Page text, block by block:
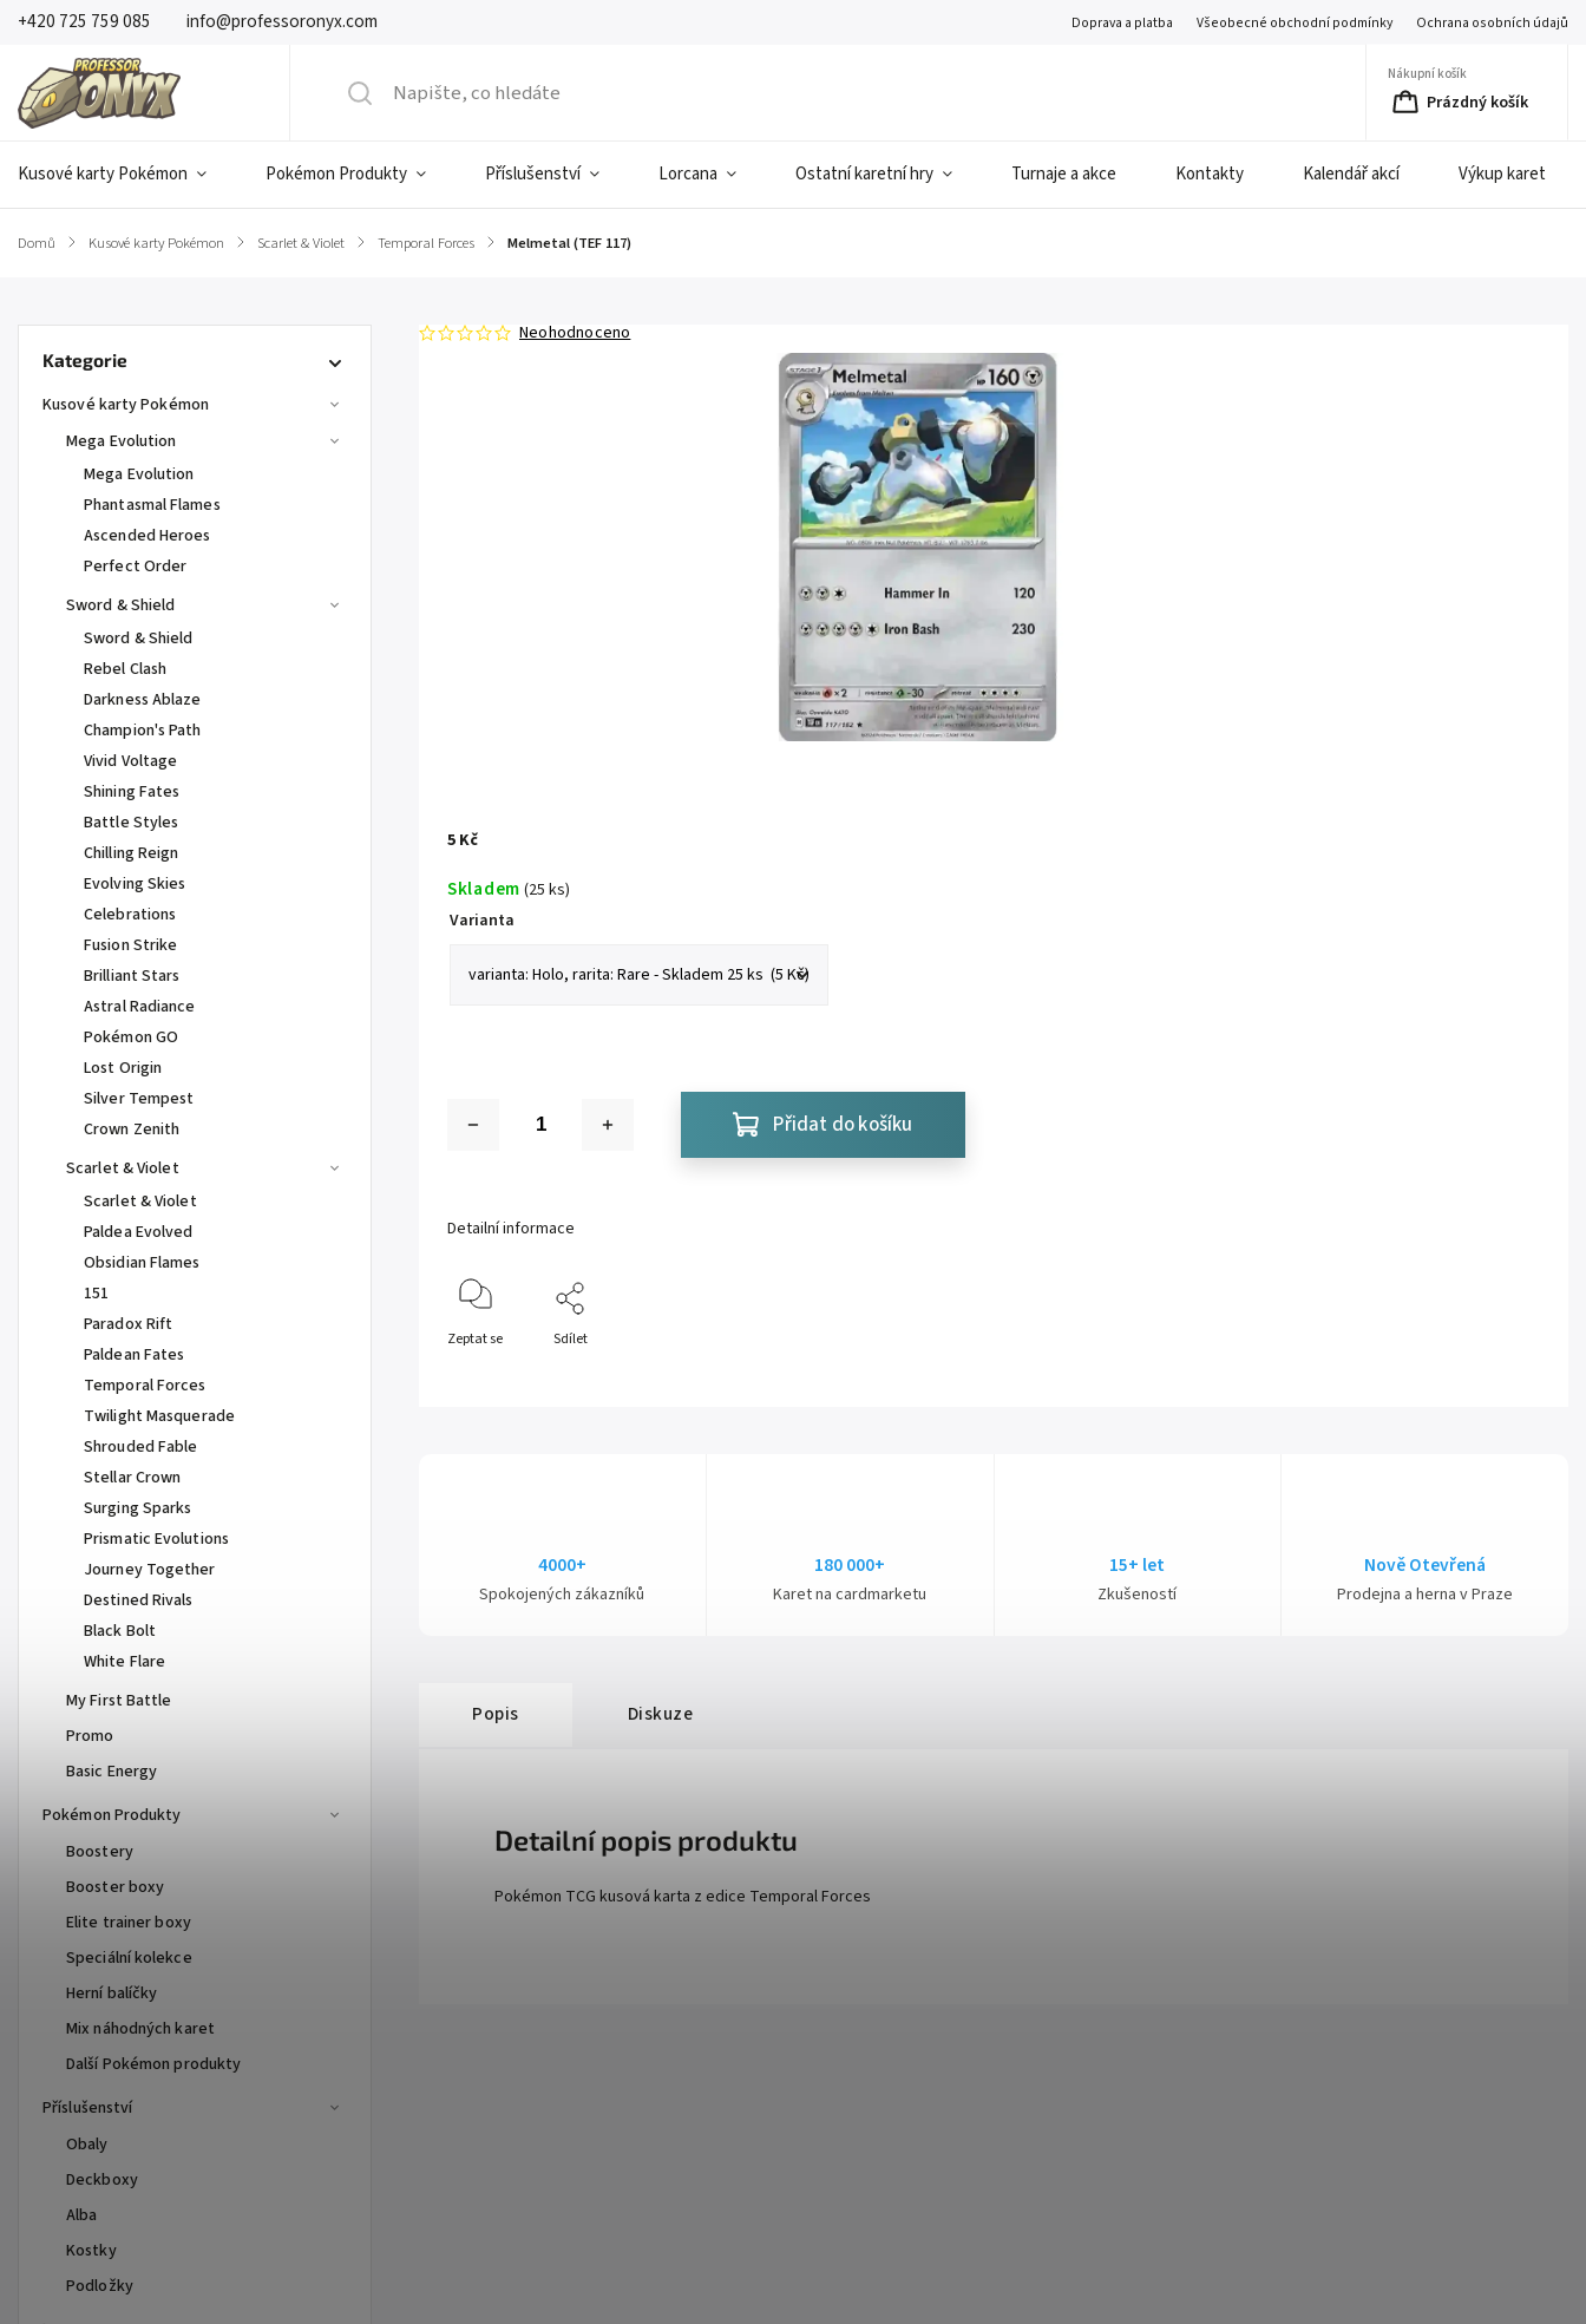
+420 725 759 085 info@professoronyx.com Doprava a platba Všeobecné obchodní podmínky Ochrana osobních údajů
Nákupní košík
Prázdný košík
Kusové karty Pokémon Pokémon Produkty Příslušenství Lorcana Ostatní karetní hry Turnaje a akce Kontakty Kalendář akcí Výkup karet
Domů / Kusové karty Pokémon / Scarlet & Violet / Temporal Forces / Melmetal (TEF 117)
Kategorie
Kusové karty Pokémon
Mega Evolution
Mega Evolution
Phantasmal Flames
Ascended Heroes
Perfect Order
Sword & Shield
Sword & Shield
Rebel Clash
Darkness Ablaze
Champion's Path
Vivid Voltage
Shining Fates
Battle Styles
Chilling Reign
Evolving Skies
Celebrations
Fusion Strike
Brilliant Stars
Astral Radiance
Pokémon GO
Lost Origin
Silver Tempest
Crown Zenith
Scarlet & Violet
Scarlet & Violet
Paldea Evolved
Obsidian Flames
151
Paradox Rift
Paldean Fates
Temporal Forces
Twilight Masquerade
Shrouded Fable
Stellar Crown
Surging Sparks
Prismatic Evolutions
Journey Together
Destined Rivals
Black Bolt
White Flare
My First Battle
Promo
Basic Energy
Pokémon Produkty
Boostery
Booster boxy
Elite trainer boxy
Speciální kolekce
Herní balíčky
Mix náhodných karet
Další Pokémon produkty
Příslušenství
Obaly
Deckboxy
Alba
Kostky
Podložky
Neohodnoceno
5 Kč
Skladem (25 ks)
Varianta
Přidat do košíku
Detailní informace
Zeptat se Sdílet
4000+
Spokojených zákazníků
180 000+
Karet na cardmarketu
15+ let
Zkušeností
Nově Otevřená
Prodejna a herna v Praze
Popis Diskuze
Detailní popis produktu
Pokémon TCG kusová karta z edice Temporal Forces